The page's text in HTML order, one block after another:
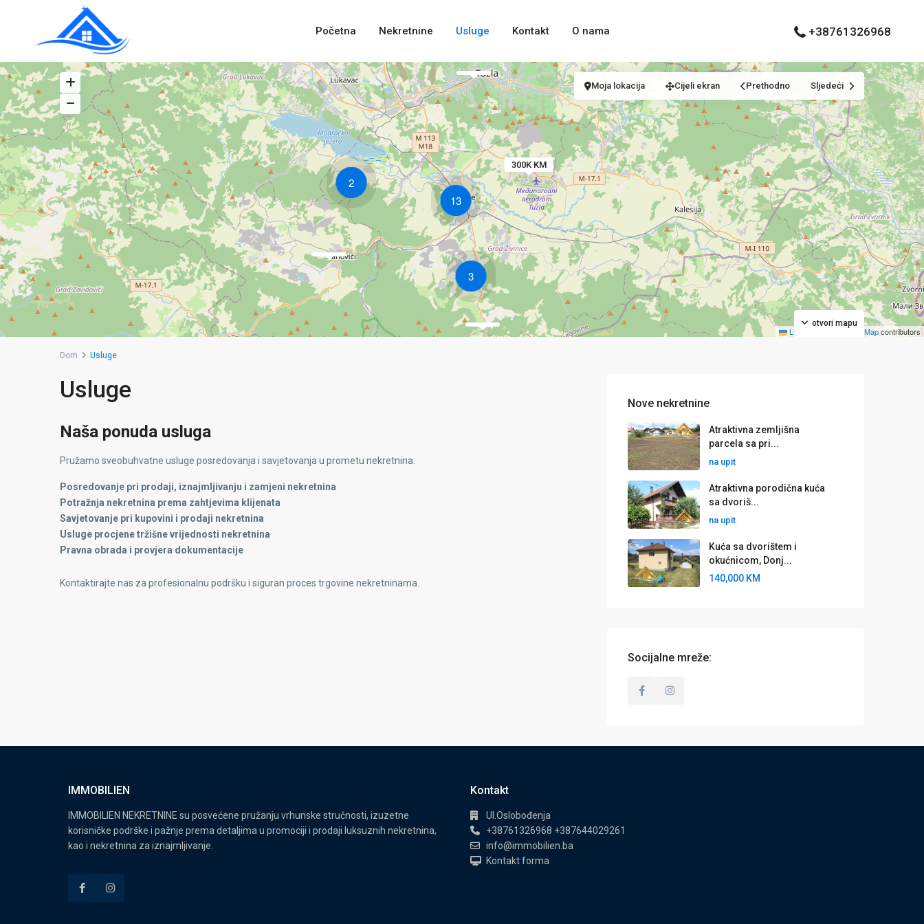
Početna Nekretnine Usluge Kontakt O nama +38761326968
2
300K KM
3
13
Leaflet OpenStreetMapcontributors
otvori mapu
Moja lokacija Cijeli ekran Prethodno Sljedeći
Dom Usluge
Usluge
Naša ponuda usluga
Pružamo sveobuhvatne usluge posredovanja i savjetovanja u prometu nekretnina:
Posredovanje pri prodaji, iznajmljivanju i zamjeni nekretnina
Potražnja nekretnina prema zahtjevima klijenata
Savjetovanje pri kupovini i prodaji nekretnina
Usluge procjene tržišne vrijednosti nekretnina
Pravna obrada i provjera dokumentacije
Kontaktirajte nas za profesionalnu podršku i siguran proces trgovine nekretninama.
Nove nekretnine
Atraktivna zemljišna
parcela sa pri...
na upit
Atraktivna porodična kuća
sa dvoriš...
na upit
Kuća sa dvorištem i
okućnicom, Donj...
140,000 KM
Socijalne mreže:
IMMOBILIEN
IMMOBILIEN NEKRETNINE su posvećene pružanju vrhunske stručnosti, izuzetne
korisničke podrške i pažnje prema detaljima u promociji i prodaji luksuznih nekretnina,
kao i nekretnina za iznajmljivanje.
Kontakt
Ul.Oslobođenja
+38761326968 +387644029261
info@immobilien.ba
Kontakt forma